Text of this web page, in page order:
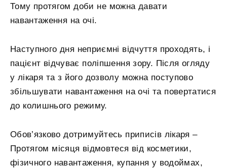
Тому протягом доби не можна давати
навантаження на очі.
Наступного дня неприємні відчуття проходять, і
пацієнт відчуває поліпшення зору. Після огляду
у лікаря та з його дозволу можна поступово
збільшувати навантаження на очі та повертатися
до колишнього режиму.
Обов’язково дотримуйтесь приписів лікаря –
Протягом місяця відмовтеся від косметики,
фізичного навантаження, купання у водоймах,